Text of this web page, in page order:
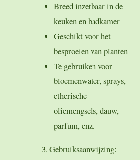
Breed inzetbaar in de
keuken en badkamer
Geschikt voor het
besproeien van planten
Te gebruiken voor
bloemenwater, sprays,
etherische
oliemengsels, dauw,
parfum, enz.
3. Gebruiksaanwijzing: